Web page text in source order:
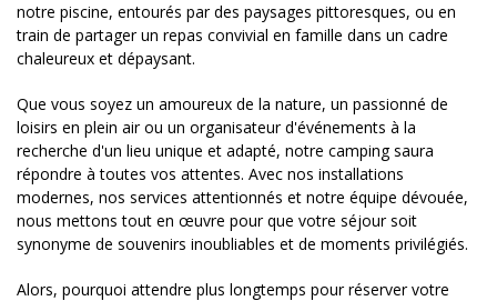
notre piscine, entourés par des paysages pittoresques, ou en
train de partager un repas convivial en famille dans un cadre
chaleureux et dépaysant.
Que vous soyez un amoureux de la nature, un passionné de
loisirs en plein air ou un organisateur d'événements à la
recherche d'un lieu unique et adapté, notre camping saura
répondre à toutes vos attentes. Avec nos installations
modernes, nos services attentionnés et notre équipe dévouée,
nous mettons tout en œuvre pour que votre séjour soit
synonyme de souvenirs inoubliables et de moments privilégiés.
Alors, pourquoi attendre plus longtemps pour réserver votre